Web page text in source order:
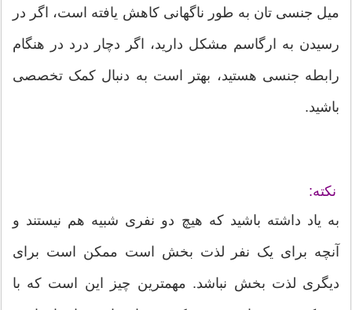
میل جنسی تان به طور ناگهانی کاهش یافته است، اگر در
رسیدن به ارگاسم مشکل دارید، اگر دچار درد در هنگام
رابطه جنسی هستید، بهتر است به دنبال کمک تخصصی
باشید.
نکته:
به یاد داشته باشید که هیچ دو نفری شبیه هم نیستند و
آنچه برای یک نفر لذت بخش است ممکن است برای
دیگری لذت بخش نباشد. مهمترین چیز این است که با